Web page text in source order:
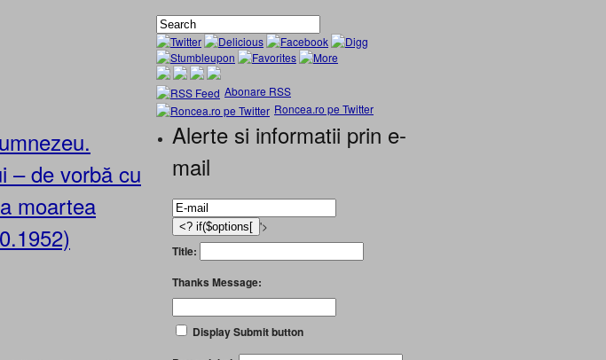
– de vorbă cu
moartea
Abonare RSS
Roncea.ro pe Twitter
Alerte si informatii prin e-
mail
'>
Title:
Thanks Message:
Display Submit button